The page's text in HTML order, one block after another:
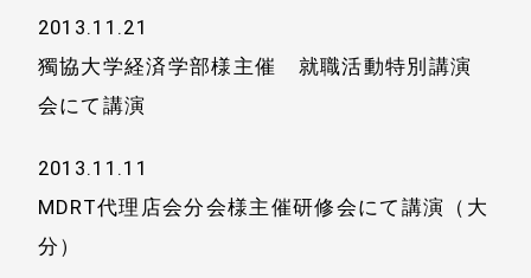
2013.11.21
獨協大学経済学部様主催 就職活動特別講演
会にて講演
2013.11.11
MDRT代理店会分会様主催研修会にて講演（大
分）